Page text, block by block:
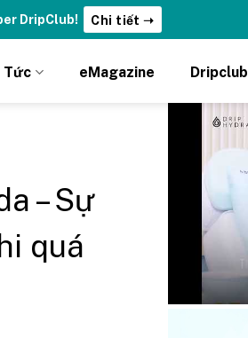
DripClub! Chi tiết ➝
Tức eMagazine Dripclub
– Sự
quá